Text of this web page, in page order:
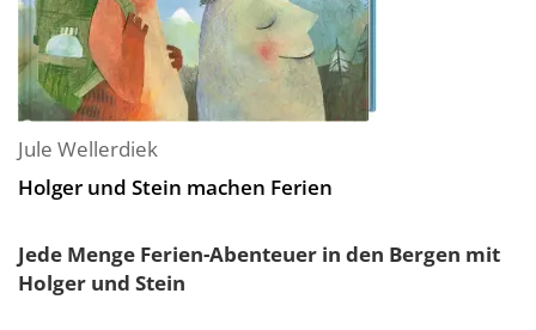
Jule Wellerdiek
Holger und Stein machen Ferien
Jede Menge Ferien-Abenteuer in den Bergen mit
Holger und Stein